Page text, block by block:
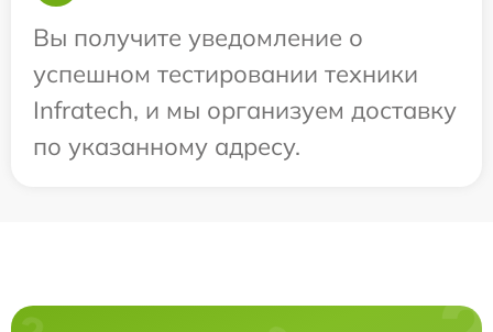
Вы получите уведомление о
успешном тестировании техники
Infratech, и мы организуем доставку
по указанному адресу.